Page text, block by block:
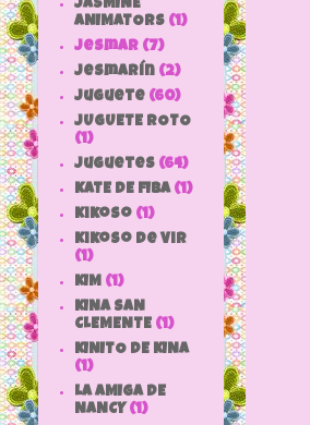
JASMINE
ANIMATORS (1)
jesmar (7)
jesmarín (2)
juguete (60)
JUGUETE ROTO
(1)
Juguetes (64)
KATE DE FIBA (1)
Kikoso (1)
Kikoso de Vir
(1)
KIM (1)
KINA SAN
CLEMENTE (1)
KINITO DE KINA
(1)
LA AMIGA DE
NANCY (1)